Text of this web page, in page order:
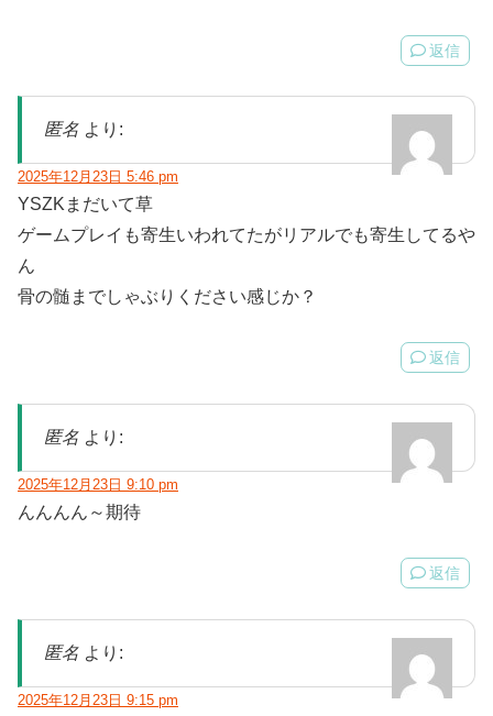
返信
匿名 より:
2025年12月23日 5:46 pm
YSZKまだいて草
ゲームプレイも寄生いわれてたがリアルでも寄生してるや
ん
骨の髄までしゃぶりください感じか？
返信
匿名 より:
2025年12月23日 9:10 pm
んんんん～期待
返信
匿名 より:
2025年12月23日 9:15 pm